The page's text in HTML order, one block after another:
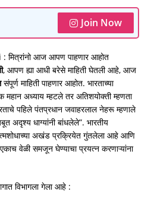
Join Now
आज आपण पाहणार आहोत
, आपण ह्या आधी बरेसे माहिती घेतली आहे, आज
संपूर्ण माहिती पाहणार आहोत. भारताच्या
महान अध्याय म्हटले तर अतिशयोक्ती म्हणता
पहिले पंतप्रधान जवाहरलाल नेहरू म्हणाले
अदृश्य धाग्यांनी बांधलेले”. भारतीय
अखंड प्रक्रियेत गुंतलेला आहे आणि
वेळी समजून घेण्याचा प्रयत्न करणाऱ्यांना
विभागला गेला आहे :